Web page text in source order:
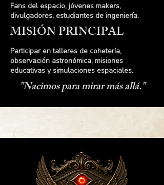
Fans del espacio, jóvenes makers,
divulgadores, estudiantes de ingeniería.
MISIÓN PRINCIPAL
Participar en talleres de cohetería,
observación astronómica, misiones
educativas y simulaciones espaciales.
"Nacimos para mirar más allá."